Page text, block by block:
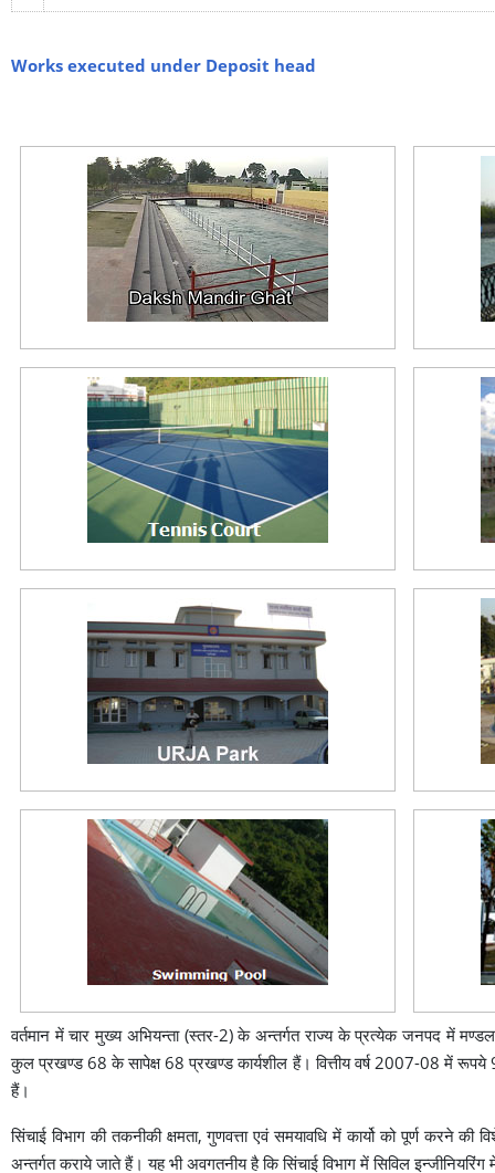
Works executed under Deposit head
वर्तमान में चार मुख्य अभियन्ता (स्तर-2) के अन्तर्गत राज्य के प्रत्येक जनपद में
कुल प्रखण्ड 68 के सापेक्ष 68 प्रखण्ड कार्यशील हैं। वित्तीय वर्ष 2007-08
हैं।
सिंचाई विभाग की तकनीकी क्षमता, गुणवत्ता एवं समयावधि में कार्यो को पूर्ण करने
अन्तर्गत कराये जाते हैं। यह भी अवगतनीय है कि सिंचाई विभाग में सिविल इन्जीनियरिंग में